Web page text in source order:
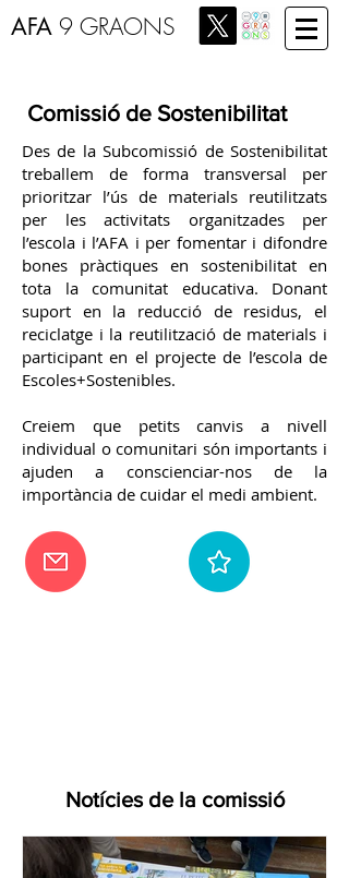
AFA 9 GRAONS
Comissió de Sostenibilitat
Des de la Subcomissió de Sostenibilitat
treballem de forma transversal per
prioritzar l’ús de materials reutilitzats
per les activitats organitzades per
l’escola i l’AFA i per fomentar i difondre
bones pràctiques en sostenibilitat en
tota la comunitat educativa. Donant
suport en la reducció de residus, el
reciclatge i la reutilització de materials i
participant en el projecte de l’escola de
Escoles+Sostenibles.
Creiem que petits canvis a nivell
individual o comunitari són importants i
ajuden a conscienciar-nos de la
importància de cuidar el medi ambient.
Notícies de la comissió